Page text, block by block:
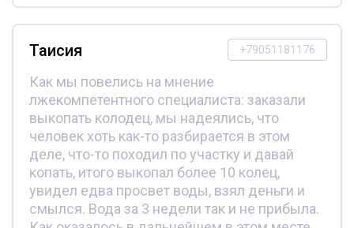
+79051181176
Таисия
Как мы повелись на мнение
лжекомпетентного специалиста: заказали
выкопать колодец, мы надеялись, что
человек хоть как-то разбирается в этом
деле, что-то походил по участку и давай
копать, итого выкопал более 10 колец,
увидел едва просвет воды, взял деньги и
смылся. Вода за 3 недели так и не прибыла.